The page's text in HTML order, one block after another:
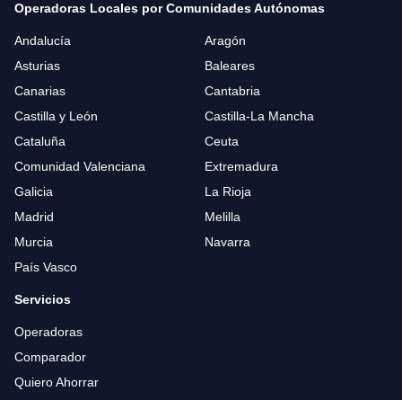
Operadoras Locales por Comunidades Autónomas
Andalucía
Aragón
Asturias
Baleares
Canarias
Cantabria
Castilla y León
Castilla-La Mancha
Cataluña
Ceuta
Comunidad Valenciana
Extremadura
Galicia
La Rioja
Madrid
Melilla
Murcia
Navarra
País Vasco
Servicios
Operadoras
Comparador
Quiero Ahorrar